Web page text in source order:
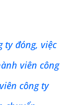
ty đóng, việc
viên công
công ty